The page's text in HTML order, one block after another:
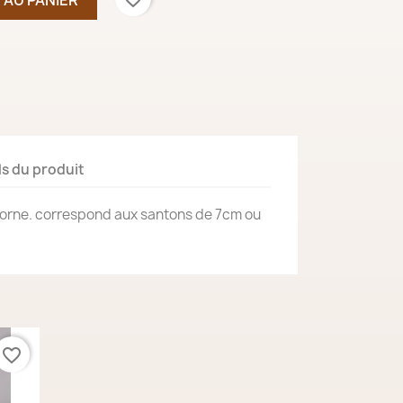
du produit
correspond aux santons de 7cm ou
favorite_border